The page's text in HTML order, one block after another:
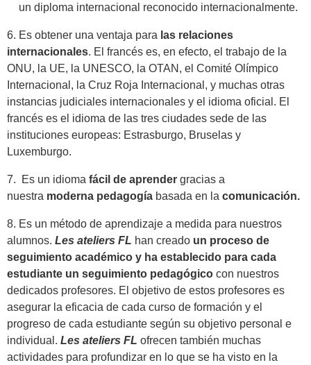
un diploma internacional reconocido internacionalmente.
6. Es obtener una ventaja para las relaciones
internacionales. El francés es, en efecto, el trabajo de la
ONU, la UE, la UNESCO, la OTAN, el Comité Olímpico
Internacional, la Cruz Roja Internacional, y muchas otras
instancias judiciales internacionales y el idioma oficial. El
francés es el idioma de las tres ciudades sede de las
instituciones europeas: Estrasburgo, Bruselas y
Luxemburgo.
7. Es un idioma fácil de aprender gracias a
nuestra moderna pedagogía basada en la comunicación.
8. Es un método de aprendizaje a medida para nuestros
alumnos. Les ateliers FL han creado un proceso de
seguimiento académico y ha establecido para cada
estudiante un seguimiento pedagógico con nuestros
dedicados profesores. El objetivo de estos profesores es
asegurar la eficacia de cada curso de formación y el
progreso de cada estudiante según su objetivo personal e
individual. Les ateliers FL ofrecen también muchas
actividades para profundizar en lo que se ha visto en la